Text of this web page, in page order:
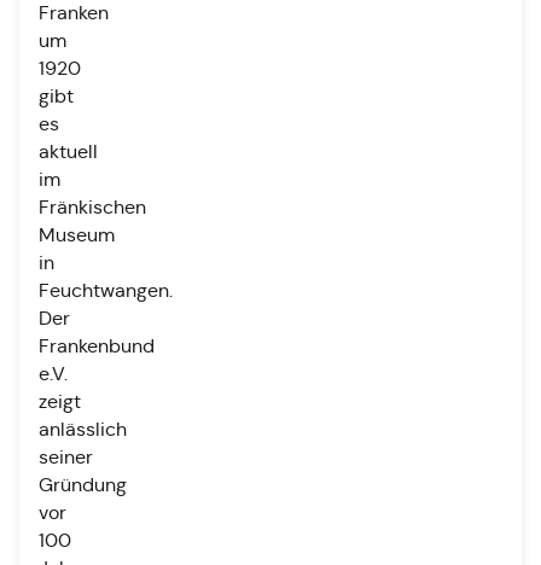
Franken
um
1920
gibt
es
aktuell
im
Fränkischen
Museum
in
Feuchtwangen.
Der
Frankenbund
e.V.
zeigt
anlässlich
seiner
Gründung
vor
100